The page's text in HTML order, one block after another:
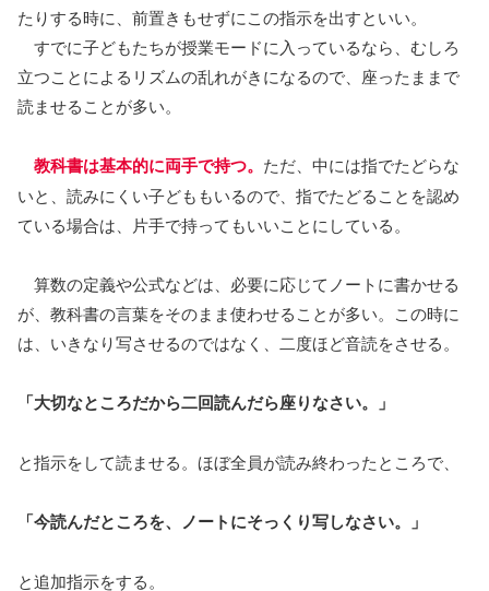
たりする時に、前置きもせずにこの指示を出すといい。
すでに子どもたちが授業モードに入っているなら、むしろ
立つことによるリズムの乱れがきになるので、座ったままで
読ませることが多い。
教科書は基本的に両手で持つ。 ただ、中には指でたどらな
いと、読みにくい子どももいるので、指でたどることを認め
ている場合は、片手で持ってもいいことにしている。
算数の定義や公式などは、必要に応じてノートに書かせる
が、教科書の言葉をそのまま使わせることが多い。この時に
は、いきなり写させるのではなく、二度ほど音読をさせる。
「大切なところだから二回読んだら座りなさい。」
と指示をして読ませる。ほぼ全員が読み終わったところで、
「今読んだところを、ノートにそっくり写しなさい。」
と追加指示をする。